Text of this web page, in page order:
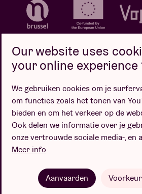
Privacybeleid Cookiebeleid
Design door
Our website uses
your online experience
We gebruiken cookies om je
om functies zoals het tonen van
bieden en om het verkeer op de
Ook delen we informatie over je
onze vertrouwde sociale media-, en
Meer info
Aanvaarden